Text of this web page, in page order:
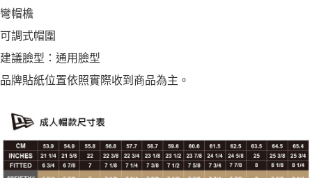
彎帽檐
可調式帽圍
建議臉型：通用臉型
品牌貼紙位置依照實際收到商品為主。